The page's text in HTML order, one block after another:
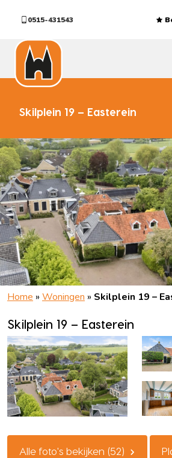
0515-431543
Skilplein 19 – Easterein
Home » Woningen » Skilplein 19 –
Skilplein 19 – Easterein
Alle foto's bekijken (52)